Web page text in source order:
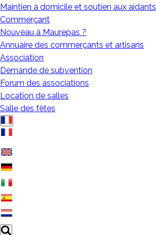
Maintien à domicile et soutien aux aidants
Commerçant
Nouveau à Maurepas ?
Annuaire des commerçants et artisans
Association
Demande de subvention
Forum des associations
Location de salles
Salle des fêtes